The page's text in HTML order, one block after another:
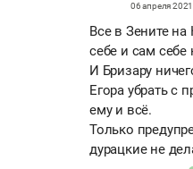
06 апреля
Все в Зените
себе и сам себе
И Бризару
Егора убрать с
ему и всё.
Только
дурацкие не